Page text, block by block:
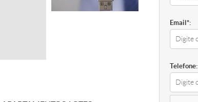
Email*:
Telefone: